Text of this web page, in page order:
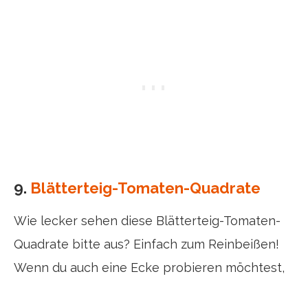
9. Blätterteig-Tomaten-Quadrate
Wie lecker sehen diese Blätterteig-Tomaten-
Quadrate bitte aus? Einfach zum Reinbeißen!
Wenn du auch eine Ecke probieren möchtest,